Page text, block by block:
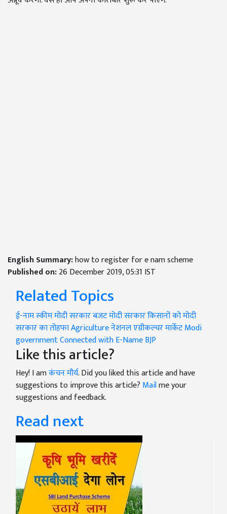
English Summary:how to register for e nam scheme
Published on:26 December 2019, 05:31 IST
Related Topics
ई-नाम स्कीममोदी सरकार बजटमोदी सरकारकिसानों को मोदी
सरकार का तोहफाAgricultureनेशनल एग्रीकल्चर मार्केटModi
governmentConnected with E-NameBJP
Like this article?
Hey! I amकंचन मौर्य. Did you liked this article and have
suggestions to improve this article? Mailme your
suggestions and feedback.
Read next